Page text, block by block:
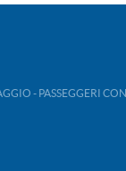
- PASSEGGERI CON